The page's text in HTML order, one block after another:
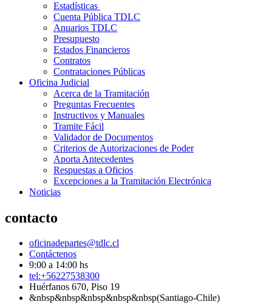
Estadísticas
Cuenta Pública TDLC
Anuarios TDLC
Presupuesto
Estados Financieros
Contratos
Contrataciones Públicas
Oficina Judicial
Acerca de la Tramitación
Preguntas Frecuentes
Instructivos y Manuales
Tramite Fácil
Validador de Documentos
Criterios de Autorizaciones de Poder
Aporta Antecedentes
Respuestas a Oficios
Excepciones a la Tramitación Electrónica
Noticias
contacto
oficinadepartes@tdlc.cl
Contáctenos
9:00 a 14:00 hs
tel:+56227538300
Huérfanos 670, Piso 19
&nbsp&nbsp&nbsp&nbsp&nbsp(Santiago-Chile)